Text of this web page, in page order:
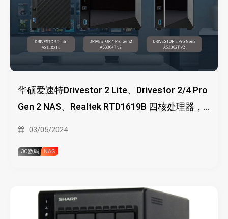
华硕爱速特Drivestor 2 Lite、Drivestor 2/4 Pro
Gen 2 NAS、Realtek RTD1619B 四核处理器，
03/05/2024
3C数码 NAS